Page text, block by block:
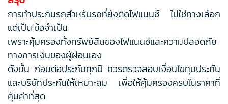
การทำประกันรถสำหรับรถที่ยังติดไฟแนนซ์ ไม่ใช่ทางเลือก
แต่เป็น ข้อจำเป็น
เพราะคุ้มครองทั้งทรัพย์สินของไฟแนนซ์และความปลอดภัย
ทางการเงินของผู้ผ่อนเอง
ดังนั้น ก่อนต่อประกันทุกปี ควรตรวจสอบเงื่อนไขทุนประกัน
และบริษัทประกันให้เหมาะสม เพื่อให้คุ้มครองครบในราคาที่
คุ้มค่าที่สุด